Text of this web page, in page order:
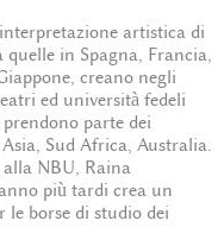
artistica di
in Spagna, Francia,
creano negli
ed università fedeli
parte dei
Sud Africa, Australia.
NBU, Raina
più tardi crea un
le borse di studio dei